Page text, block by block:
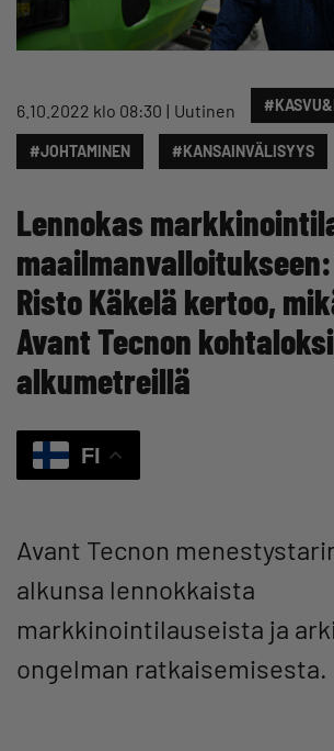
6.10.2022 klo 08:30 Uutinen
#JOHTAMINEN #KANSAINVÄLISYYS
Lennokas
Risto Käkelä kertoo,
Avant Tecnon
alkumetreillä
FI
Avant Tecnon
alkunsa lennokkaista
markkinointilauseista ja
ongelman ratkaisemisesta.